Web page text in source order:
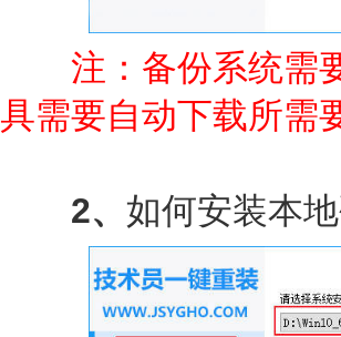
注：备份系统需
具需要自动下载所需
2、 如何安装本